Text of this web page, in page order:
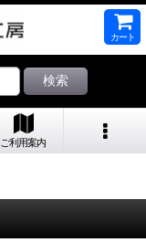
カート
検索
ご利用案内